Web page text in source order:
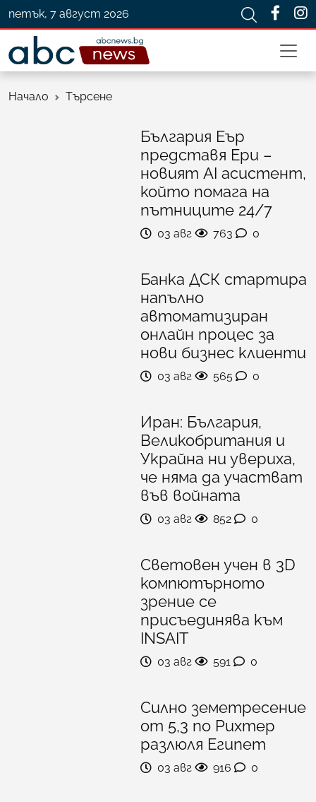
петък, 7 август 2026
Начало Търсене
България Еър
представя Ери –
новият AI асистент,
който помага на
пътниците 24/7
03 авг 763 0
Банка ДСК стартира
напълно
автоматизиран
онлайн процес за
нови бизнес клиенти
03 авг 565 0
Иран: България,
Великобритания и
Украйна ни увериха,
че няма да участват
във войната
03 авг 852 0
Световен учен в 3D
компютърното
зрение се
присъединява към
INSAIT
03 авг 591 0
Силно земетресение
от 5,3 по Рихтер
разлюля Египет
03 авг 916 0